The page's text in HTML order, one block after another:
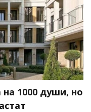
1000 души, но